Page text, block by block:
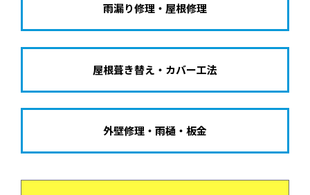
雨漏り修理・屋根修理
屋根葺き替え・カバー工法
外壁修理・雨樋・板金